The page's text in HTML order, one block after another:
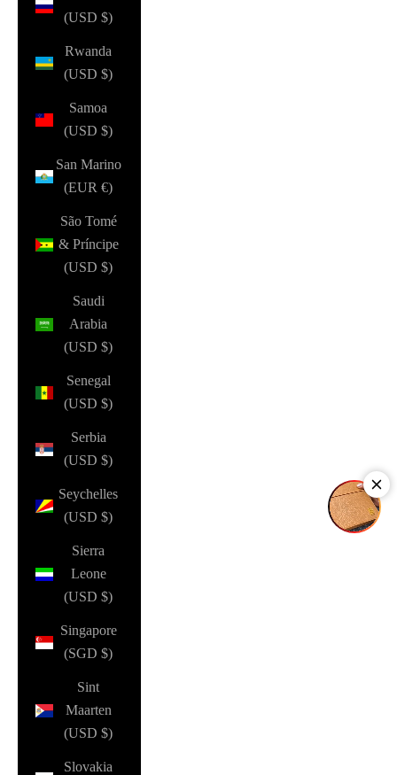
(USD $)
Rwanda
(USD $)
Samoa
(USD $)
San Marino
(EUR €)
São Tomé
& Príncipe
(USD $)
Saudi
Arabia
(USD $)
Senegal
(USD $)
Serbia
(USD $)
Seychelles
(USD $)
Sierra
Leone
(USD $)
Singapore
(SGD $)
Sint
Maarten
(USD $)
Slovakia